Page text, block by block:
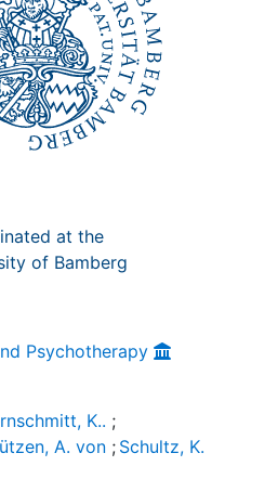
at the
of Bamberg
Psychotherapy
K.. ;
A. von ; Schultz, K.